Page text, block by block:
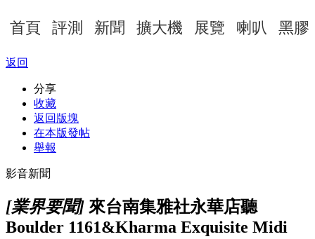
首頁 評測 新聞 擴大機 展覽 喇叭 黑膠
返回
分享
收藏
返回版塊
在本版發帖
舉報
影音新聞
[業界要聞] 來台南集雅社永華店聽
Boulder 1161&Kharma Exquisite Midi